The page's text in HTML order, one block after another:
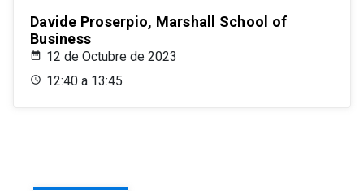
Davide Proserpio, Marshall School of
Business
12 de Octubre de 2023
12:40 a 13:45